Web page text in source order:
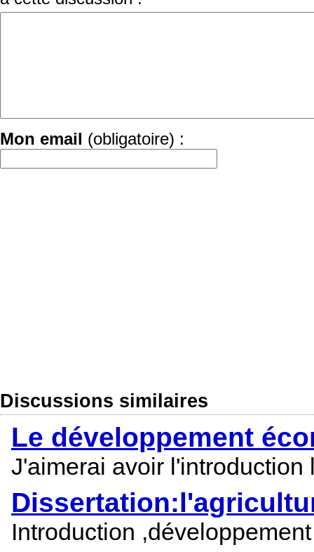
Mon email (obligatoire) :
Discussions similaires
Le développement
J'aimerai avoir
Introduction